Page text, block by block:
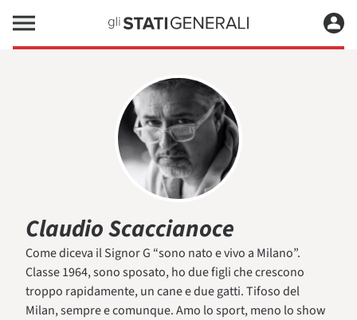
Claudio Scaccianoce
Come diceva il Signor G “sono nato e vivo a Milano”.
Classe 1964, sono sposato, ho due figli che crescono
troppo rapidamente, un cane e due gatti. Tifoso del
Milan, sempre e comunque. Amo lo sport, meno lo show